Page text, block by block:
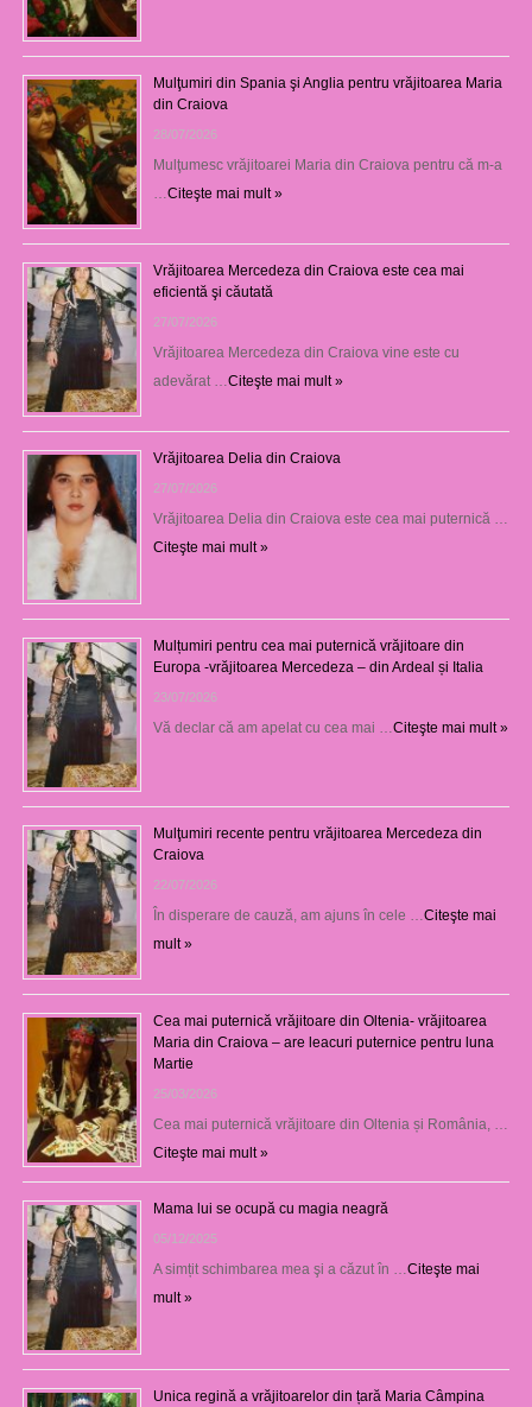
Mulţumiri din Spania şi Anglia pentru vrăjitoarea Maria
din Craiova
28/07/2026
Mulţumesc vrăjitoarei Maria din Craiova pentru că m-a
Citeşte mai mult »
Vrăjitoarea Mercedeza din Craiova este cea mai
eficientă şi căutată
27/07/2026
Vrăjitoarea Mercedeza din Craiova vine este cu
adevărat … Citeşte mai mult »
Vrăjitoarea Delia din Craiova
27/07/2026
Vrăjitoarea Delia din Craiova este cea mai puternică …
Citeşte mai mult »
Mulțumiri pentru cea mai puternică vrăjitoare din
Europa -vrăjitoarea Mercedeza – din Ardeal și Italia
23/07/2026
Vă declar că am apelat cu cea mai … Citeşte mai mult »
Mulţumiri recente pentru vrăjitoarea Mercedeza din
Craiova
22/07/2026
În disperare de cauză, am ajuns în cele … Citeşte mai
mult »
Cea mai puternică vrăjitoare din Oltenia- vrăjitoarea
Maria din Craiova – are leacuri puternice pentru luna
Martie
25/03/2026
Cea mai puternică vrăjitoare din Oltenia și România, …
Citeşte mai mult »
Mama lui se ocupă cu magia neagră
05/12/2025
A simțit schimbarea mea şi a căzut în … Citeşte mai
mult »
Unica regină a vrăjitoarelor din țară Maria Câmpina